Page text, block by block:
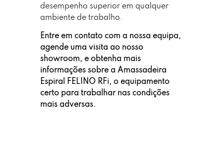
desempenho superior em qualquer
ambiente de trabalho.
Entre em contato com a nossa equipa,
agende uma visita ao nosso
showroom, e obtenha mais
informações sobre a Amassadeira
Espiral FELINO RFi, o equipamento
certo para trabalhar nas condições
mais adversas.